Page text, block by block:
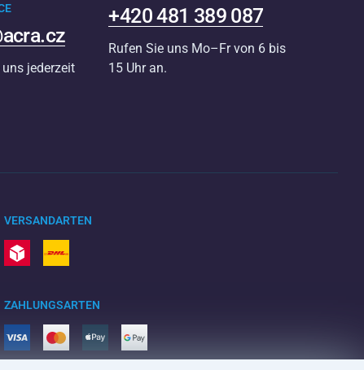
jederzeit
+420 481 389 087
Rufen Sie uns Mo–Fr von 6 bis
15 Uhr an.
VERSANDARTEN
ZAHLUNGSARTEN